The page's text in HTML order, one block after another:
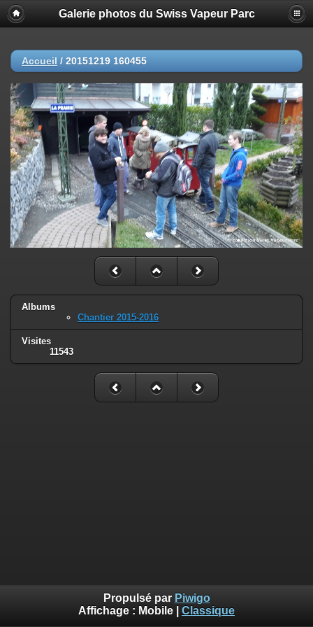
Galerie photos du Swiss Vapeur Parc
Accueil / 20151219 160455
Albums
Chantier 2015-2016
Visites
11543
Propulsé par Piwigo
Affichage : Mobile Classique